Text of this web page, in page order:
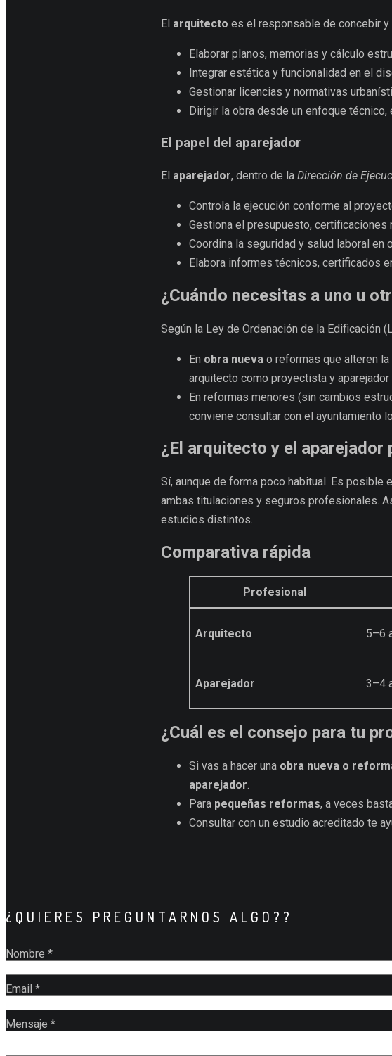
El arquitecto es el responsable de concebir
Elaborar planos, memorias y cálculo
Integrar estética y funcionalidad en el
Gestionar licencias y normativas
Dirigir la obra desde un enfoque
El papel del aparejador
El aparejador, dentro de la Dirección de
Controla la ejecución conforme al
Gestiona el presupuesto, certificaciones
Coordina la seguridad y salud laboral en
Elabora informes técnicos, certificados
¿Cuándo necesitas a uno u
Según la Ley de Ordenación de la Edificación
En obra nueva o reformas que alteren
arquitecto como proyectista y
En reformas menores (sin cambios
conviene consultar con el ayuntamiento
¿El arquitecto y el aparejador
Sí, aunque de forma poco habitual. Es
ambas titulaciones y seguros profesionales.
estudios distintos.
Comparativa rápida
Profesional
Arquitecto 5–6
Aparejador 3–4
¿Cuál es el consejo para tu
Si vas a hacer una obra nueva o
aparejador.
Para pequeñas reformas, a veces
Consultar con un estudio acreditado te
¿QUIERES PREGUNTARNOS ALGO??
Nombre *
Email *
Mensaje *